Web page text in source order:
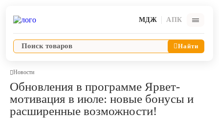
МДЖ АПК
Найти
Ветпрепараты
Новости
Обновления в программе Ярвет-
мотивация в июле: новые бонусы и
расширенные возможности!